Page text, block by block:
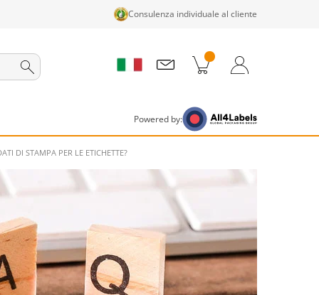
Consulenza individuale al cliente
Powered by:
DI STAMPA PER LE ETICHETTE?